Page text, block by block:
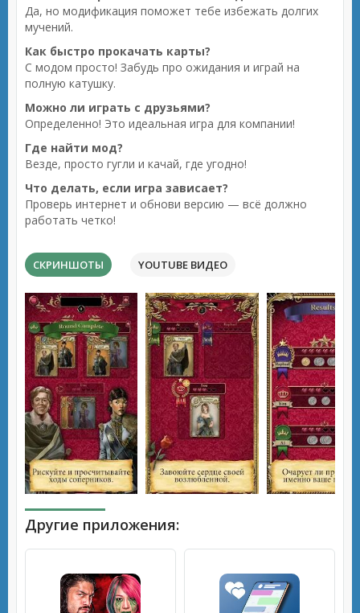
Да, но модификация поможет тебе избежать долгих
мучений.
Как быстро прокачать карты?
С модом просто! Забудь про ожидания и играй на
полную катушку.
Можно ли играть с друзьями?
Определенно! Это идеальная игра для компании!
Где найти мод?
Везде, просто гугли и качай, где угодно!
Что делать, если игра зависает?
Проверь интернет и обнови версию — всё должно
работать четко!
СКРИНШОТЫ YOUTUBE ВИДЕО
Другие приложения: